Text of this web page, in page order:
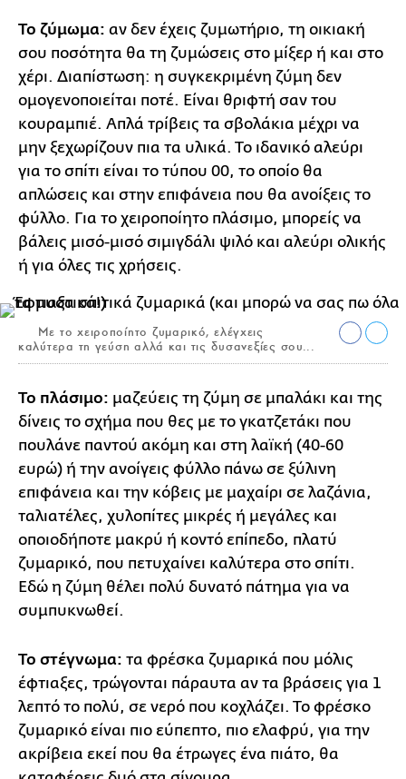
Το ζύμωμα: αν δεν έχεις ζυμωτήριο, τη οικιακή
σου ποσότητα θα τη ζυμώσεις στο μίξερ ή και στο
χέρι. Διαπίστωση: η συγκεκριμένη ζύμη δεν
ομογενοποιείται ποτέ. Είναι θριφτή σαν του
κουραμπιέ. Απλά τρίβεις τα σβολάκια μέχρι να
μην ξεχωρίζουν πια τα υλικά. Το ιδανικό αλεύρι
για το σπίτι είναι το τύπου 00, το οποίο θα
απλώσεις και στην επιφάνεια που θα ανοίξεις το
φύλλο. Για το χειροποίητο πλάσιμο, μπορείς να
βάλεις μισό-μισό σιμιγδάλι ψιλό και αλεύρι ολικής
ή για όλες τις χρήσεις.
Με το χειροποίητο ζυμαρικό, ελέγχεις
καλύτερα τη γεύση αλλά και τις δυσανεξίες σου...
Το πλάσιμο: μαζεύεις τη ζύμη σε μπαλάκι και της
δίνεις το σχήμα που θες με το γκατζετάκι που
πουλάνε παντού ακόμη και στη λαϊκή (40-60
ευρώ) ή την ανοίγεις φύλλο πάνω σε ξύλινη
επιφάνεια και την κόβεις με μαχαίρι σε λαζάνια,
ταλιατέλες, χυλοπίτες μικρές ή μεγάλες και
οποιοδήποτε μακρύ ή κοντό επίπεδο, πλατύ
ζυμαρικό, που πετυχαίνει καλύτερα στο σπίτι.
Εδώ η ζύμη θέλει πολύ δυνατό πάτημα για να
συμπυκνωθεί.
Το στέγνωμα: τα φρέσκα ζυμαρικά που μόλις
έφτιαξες, τρώγονται πάραυτα αν τα βράσεις για 1
λεπτό το πολύ, σε νερό που κοχλάζει. Το φρέσκο
ζυμαρικό είναι πιο εύπεπτο, πιο ελαφρύ, για την
ακρίβεια εκεί που θα έτρωγες ένα πιάτο, θα